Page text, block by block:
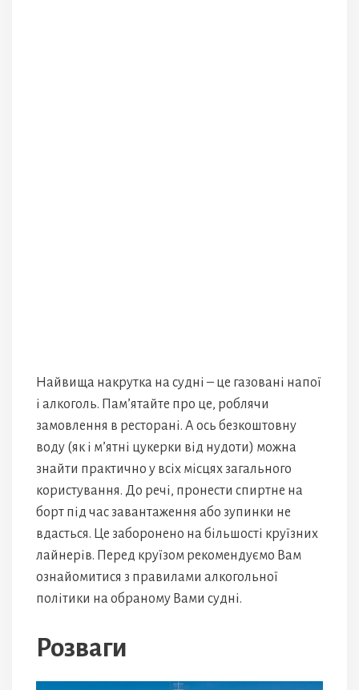
Найвища накрутка на судні – це газовані напої
і алкоголь. Пам’ятайте про це, роблячи
замовлення в ресторані. А ось безкоштовну
воду (як і м’ятні цукерки від нудоти) можна
знайти практично у всіх місцях загального
користування. До речі, пронести спиртне на
борт під час завантаження або зупинки не
вдасться. Це заборонено на більшості круїзних
лайнерів. Перед круїзом рекомендуємо Вам
ознайомитися з правилами алкогольної
політики на обраному Вами судні.
Розваги